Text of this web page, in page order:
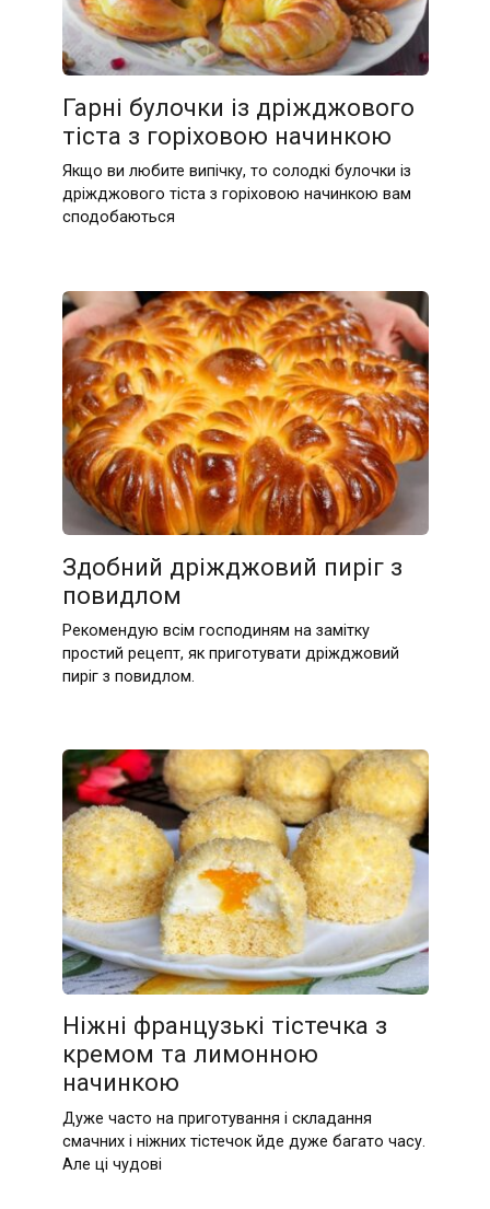
Гарні булочки із дріжджового
тіста з горіховою начинкою
Якщо ви любите випічку, то солодкі булочки із
дріжджового тіста з горіховою начинкою вам
сподобаються
Здобний дріжджовий пиріг з
повидлом
Рекомендую всім господиням на замітку
простий рецепт, як приготувати дріжджовий
пиріг з повидлом.
Ніжні французькі тістечка з
кремом та лимонною
начинкою
Дуже часто на приготування і складання
смачних і ніжних тістечок йде дуже багато часу.
Але ці чудові